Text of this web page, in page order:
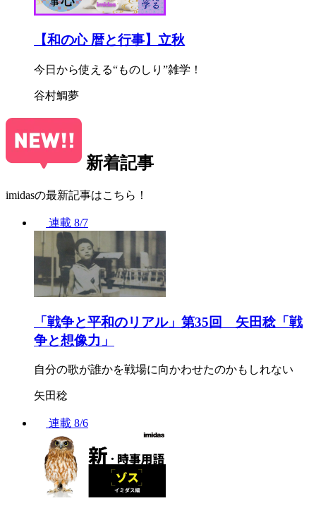
【和の心 暦と行事】立秋
今日から使える“ものしり”雑学！
谷村鯛夢
新着記事
imidasの最新記事はこちら！
連載 8/7
「戦争と平和のリアル」第35回 矢田稔「戦
争と想像力」
自分の歌が誰かを戦場に向かわせたのかもしれない
矢田稔
連載 8/6